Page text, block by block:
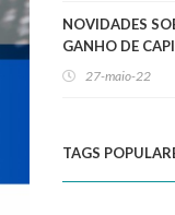
NOVIDADES
GANHO DE
IMÓVEIS
27-maio-22
TAGS